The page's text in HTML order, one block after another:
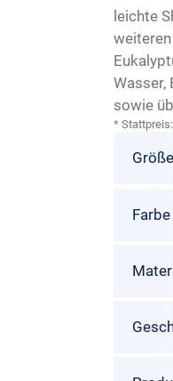
leichte
Wasser,
sowie
*
Größe
Farbe